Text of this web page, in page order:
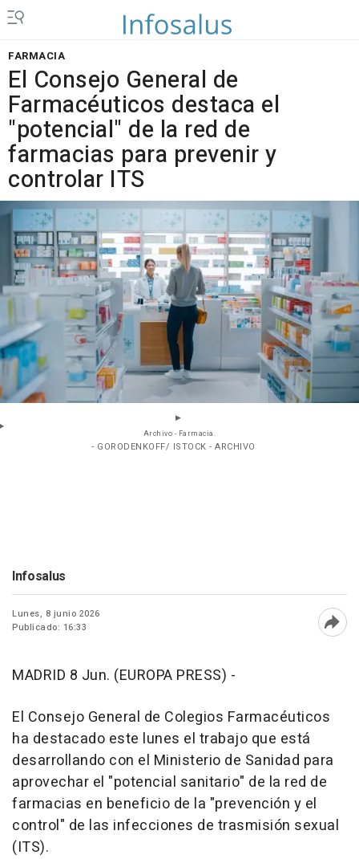
FARMACIA
El Consejo General de
Farmacéuticos destaca el
"potencial" de la red de
farmacias para prevenir y
controlar ITS
Archivo - Farmacia.
- GORODENKOFF/ ISTOCK - ARCHIVO
Infosalus
Lunes, 8 junio 2026
Publicado: 16:33
MADRID 8 Jun. (EUROPA PRESS) -
El Consejo General de Colegios Farmacéuticos
ha destacado este lunes el trabajo que está
desarrollando con el Ministerio de Sanidad para
aprovechar el "potencial sanitario" de la red de
farmacias en beneficio de la "prevención y el
control" de las infecciones de trasmisión sexual
(ITS).